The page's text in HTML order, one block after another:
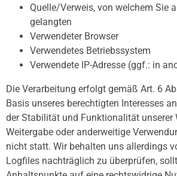
Quelle/Verweis, von welchem Sie
gelangten
Verwendeter Browser
Verwendetes Betriebssystem
Verwendete IP-Adresse (ggf.: in
Die Verarbeitung erfolgt gemäß Art. 6
Basis unseres berechtigten Interesses
der Stabilität und Funktionalität unserer
Weitergabe oder anderweitige
nicht statt. Wir behalten uns allerdings
Logfiles nachträglich zu überprüfen,